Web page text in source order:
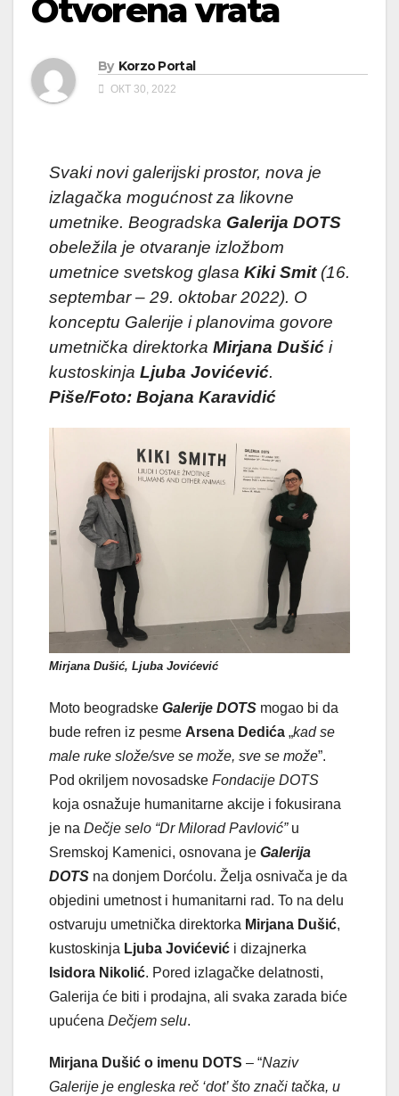
Otvorena vrata
By Korzo Portal
ОКТ 30, 2022
Svaki novi galerijski prostor, nova je
izlagačka mogućnost za likovne
umetnike. Beogradska Galerija DOTS
obeležila je otvaranje izložbom
umetnice svetskog glasa Kiki Smit(16.
septembar – 29. oktobar 2022). O
konceptu Galerije i planovima govore
umetnička direktorka Mirjana Dušić i
kustoskinja Ljuba Jovićević.
Piše/Foto: Bojana Karavidić
Mirjana Dušić, Ljuba Jovićević
Moto beogradske Galerije DOTS mogao bi da
bude refren iz pesme Arsena Dedića „kad se
male ruke slože/sve se može, sve se može”.
Pod okriljem novosadske Fondacije DOTS
koja osnažuje humanitarne akcije i fokusirana
je na Dečje selo “Dr Milorad Pavlović”u
Sremskoj Kamenici, osnovana je Galerija
DOTS na donjem Dorćolu. Želja osnivača je da
objedini umetnost i humanitarni rad. To na delu
ostvaruju umetnička direktorka Mirjana Dušić,
kustoskinja Ljuba Jovićević i dizajnerka
Isidora Nikolić. Pored izlagačke delatnosti,
Galerija će biti i prodajna, ali svaka zarada biće
upućena Dečjem selu.
Mirjana Dušić o imenu DOTS – “Naziv
Galerije je engleska reč ‘dot’ što znači tačka, u